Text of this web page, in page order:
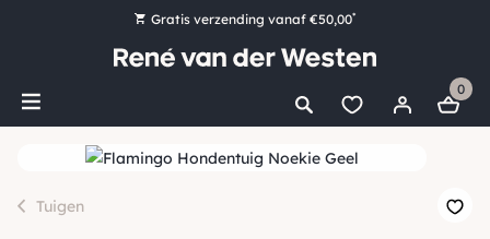
Gratis verzending vanaf €50,00*
Bestel nu, betaal later met Klarna
Ruim 16.000 artikelen op voorraad
0
Tuigen